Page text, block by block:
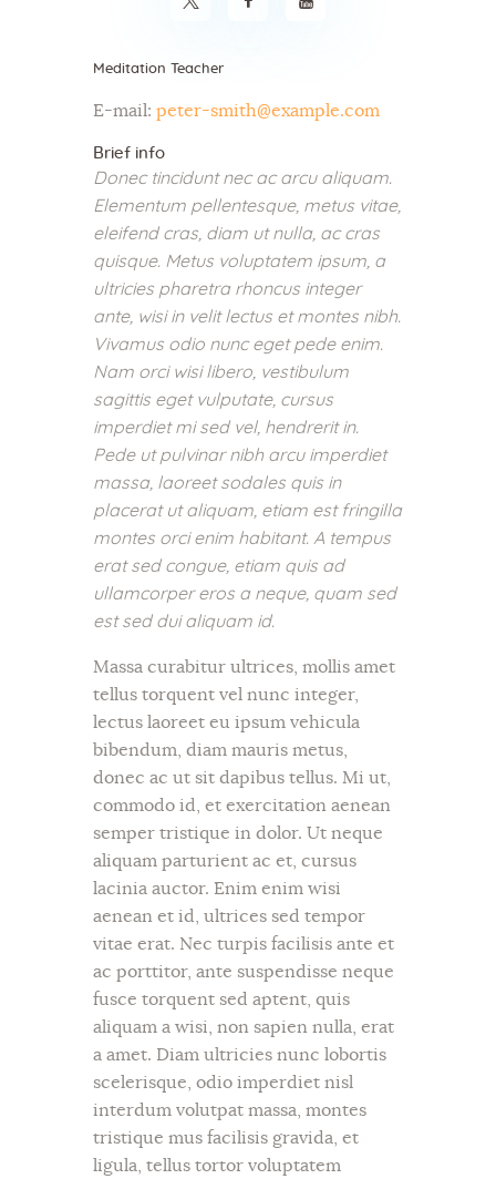
Meditation Teacher
E-mail: peter-smith@example.com
Brief info
Donec tincidunt nec ac arcu aliquam.
Elementum pellentesque, metus vitae,
eleifend cras, diam ut nulla, ac cras
quisque. Metus voluptatem ipsum, a
ultricies pharetra rhoncus integer
ante, wisi in velit lectus et montes nibh.
Vivamus odio nunc eget pede enim.
Nam orci wisi libero, vestibulum
sagittis eget vulputate, cursus
imperdiet mi sed vel, hendrerit in.
Pede ut pulvinar nibh arcu imperdiet
massa, laoreet sodales quis in
placerat ut aliquam, etiam est fringilla
montes orci enim habitant. A tempus
erat sed congue, etiam quis ad
ullamcorper eros a neque, quam sed
est sed dui aliquam id.
Massa curabitur ultrices, mollis amet
tellus torquent vel nunc integer,
lectus laoreet eu ipsum vehicula
bibendum, diam mauris metus,
donec ac ut sit dapibus tellus. Mi ut,
commodo id, et exercitation aenean
semper tristique in dolor. Ut neque
aliquam parturient ac et, cursus
lacinia auctor. Enim enim wisi
aenean et id, ultrices sed tempor
vitae erat. Nec turpis facilisis ante et
ac porttitor, ante suspendisse neque
fusce torquent sed aptent, quis
aliquam a wisi, non sapien nulla, erat
a amet. Diam ultricies nunc lobortis
scelerisque, odio imperdiet nisl
interdum volutpat massa, montes
tristique mus facilisis gravida, et
ligula, tellus tortor voluptatem